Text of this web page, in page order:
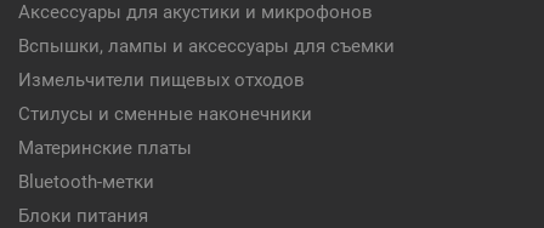
Аксессуары для акустики и микрофонов
Вспышки, лампы и аксессуары для съемки
Измельчители пищевых отходов
Стилусы и сменные наконечники
Материнские платы
Bluetooth-метки
Блоки питания